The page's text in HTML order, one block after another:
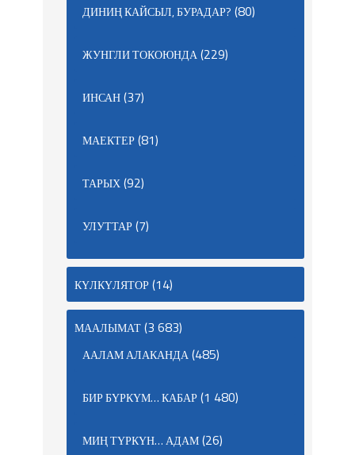
ДИНИҢ КАЙСЫЛ, БУРАДАР? (80)
ЖУНГЛИ ТОКОЮНДА(229)
ИНСАН(37)
МАЕКТЕР(81)
ТАРЫХ(92)
УЛУТТАР(7)
КҮЛКҮЛЯТОР(14)
МААЛЫМАТ(3 683)
ААЛАМ АЛАКАНДА(485)
БИР БҮРКҮМ… КАБАР(1 480)
МИҢ ТҮРКҮН… АДАМ(26)